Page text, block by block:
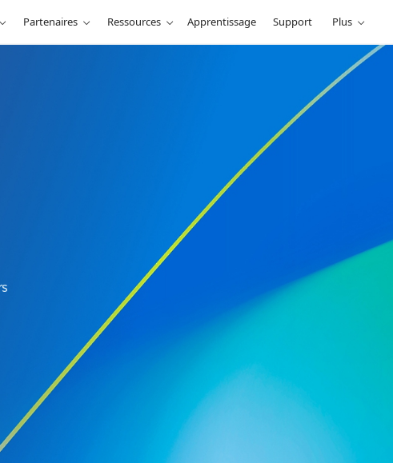
Partenaires Ressources Apprentissage Support Plus